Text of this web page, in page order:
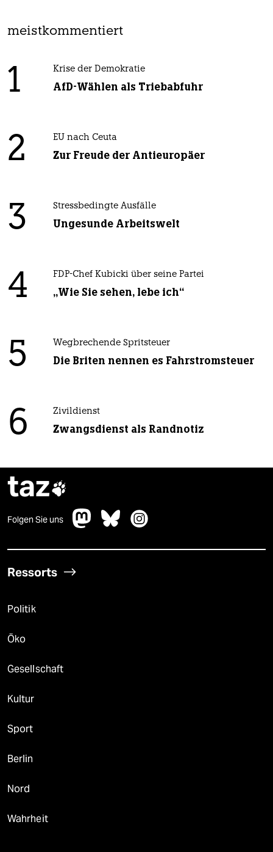
meistkommentiert
1 Krise der Demokratie
AfD-Wählen als Triebabfuhr
2 EU nach Ceuta
Zur Freude der Antieuropäer
3 Stressbedingte Ausfälle
Ungesunde Arbeitswelt
4 FDP-Chef Kubicki über seine Partei
„Wie Sie sehen, lebe ich“
5 Wegbrechende Spritsteuer
Die Briten nennen es Fahrstromsteuer
6 Zivildienst
Zwangsdienst als Randnotiz
taz
Folgen Sie uns
Ressorts
Politik
Öko
Gesellschaft
Kultur
Sport
Berlin
Nord
Wahrheit